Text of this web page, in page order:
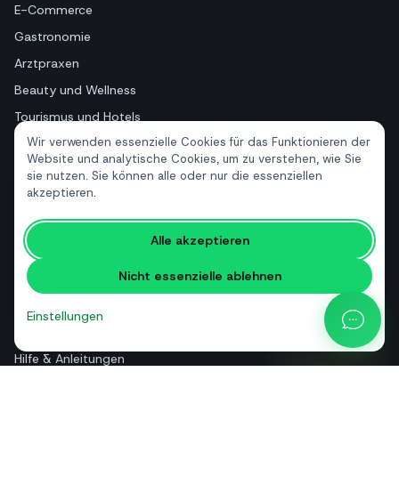
Wir verwenden essenzielle Cookies für das Funktionieren der
Website und analytische Cookies, um zu verstehen, wie Sie
sie nutzen. Sie können alle oder nur die essenziellen
akzeptieren.
Alle akzeptieren
Nicht essenzielle ablehnen
Einstellungen
E-Commerce
Gastronomie
Arztpraxen
Beauty und Wellness
Tourismus und Hotels
Immobilien
RESSOURCEN
Kostenlose Tools
Glossar
Vergleiche
Hilfe & Anleitungen